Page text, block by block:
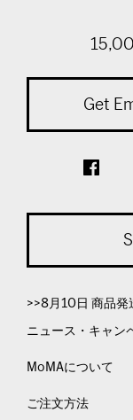
Get
>>8月10日 商品発
ニュース・キャン
MoMAについて
ご注文方法